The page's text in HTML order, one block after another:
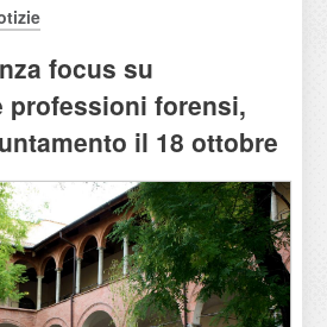
focus su
professioni forensi,
il 18 ottobre